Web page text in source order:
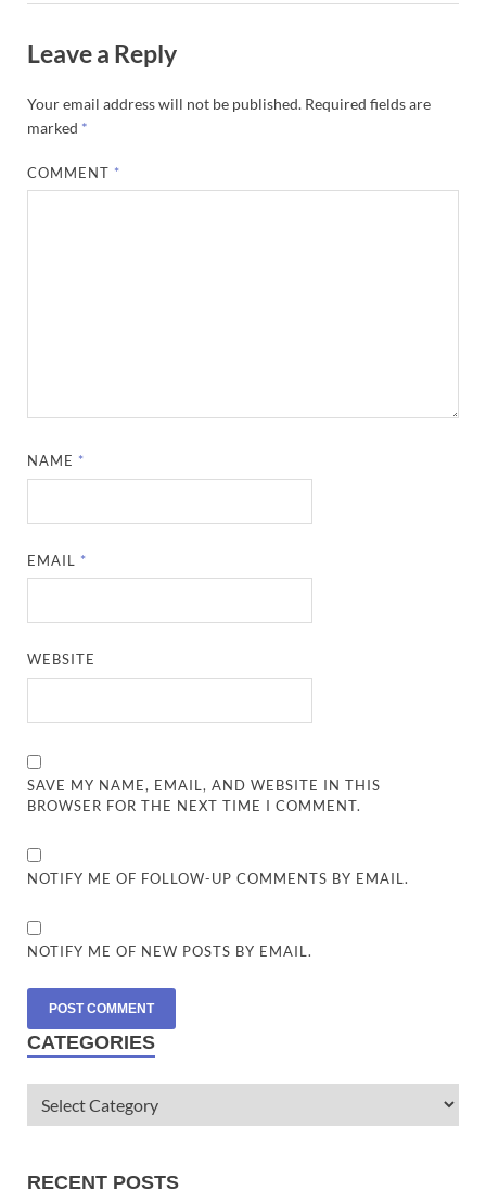
Leave a Reply
Your email address will not be published. Required fields are
marked *
COMMENT *
NAME *
EMAIL *
WEBSITE
SAVE MY NAME, EMAIL, AND WEBSITE IN THIS
BROWSER FOR THE NEXT TIME I COMMENT.
NOTIFY ME OF FOLLOW-UP COMMENTS BY EMAIL.
NOTIFY ME OF NEW POSTS BY EMAIL.
CATEGORIES
RECENT POSTS